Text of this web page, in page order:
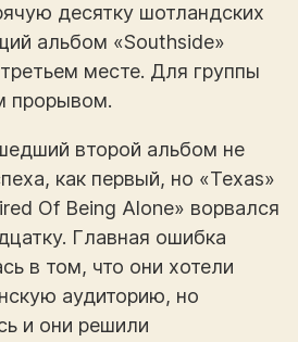
десятку шотландских
альбом «Southside»
месте. Для группы
прорывом.
второй альбом не
как первый, но «Texas»
Of Being Alone» ворвался
Главная ошибка
в том, что они хотели
аудиторию, но
и они решили